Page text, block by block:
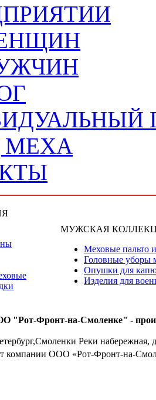
МЕХА
МУЖСКАЯ
Меховые пальто
Головные уборы
Опушки для
Изделия для
"Рот-Фронт-на-Смоленке" -
,Смоленки Реки набережная,
компании ООО «Рот-Фронт-на-